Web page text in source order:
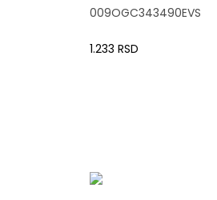
009OGC343490EVS
1.233 RSD